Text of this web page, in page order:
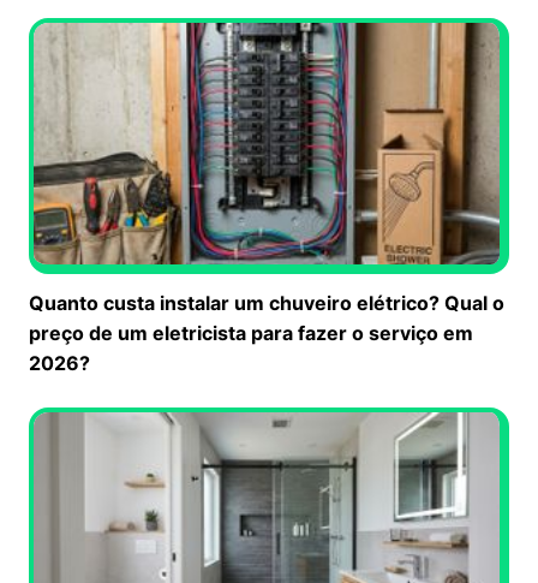
Quanto custa instalar um chuveiro elétrico? Qual o
preço de um eletricista para fazer o serviço em
2026?